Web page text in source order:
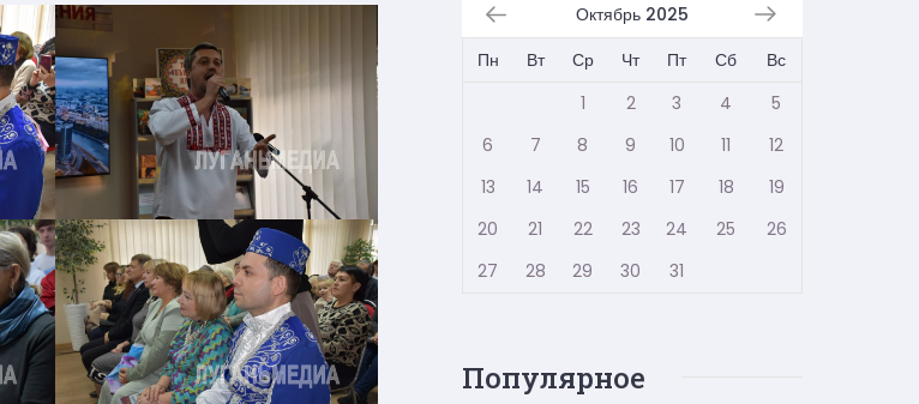
Октябрь 2025
Пн
Вт Ср Чт Пт Сб
Вс
1
2 3 4
5
6
7 8 9 10 11
12
13
14 15 16 17 18
19
20
21 22 23 24 25
26
27
28 29 30 31
Популярное